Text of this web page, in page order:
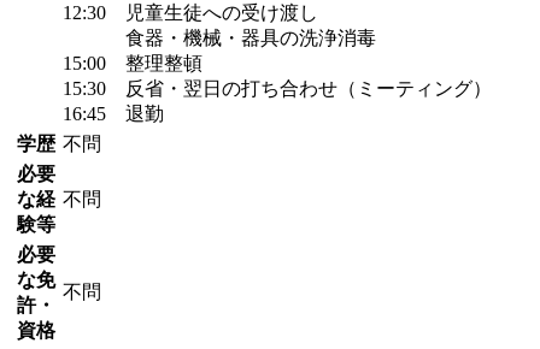
12:30 児童生徒への受け渡し
食器・機械・器具の洗浄消毒
15:00 整理整頓
15:30 反省・翌日の打ち合わせ（ミーティング）
16:45 退勤
学歴 不問
必要
な経
験等
不問
必要
な免
許・
資格
不問